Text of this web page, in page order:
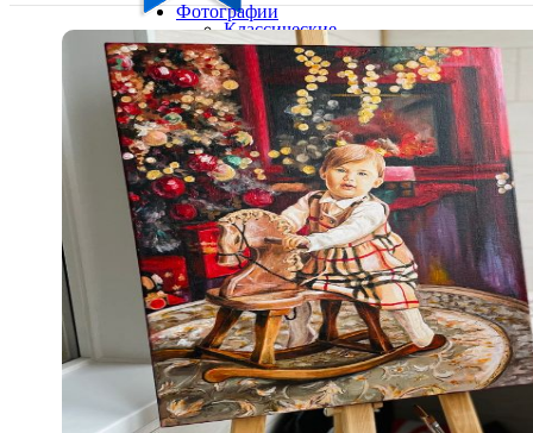
Ваш город:
Ваш регион доставки
Выберите из списка:
Фотографии
Классические
фото
10х10
10х15
13х18
15х15
15х20
20х20
20х30
30х30
30х40
А4
Фото
в
рамке
10х10
10×15
13×18
15×15
15×20